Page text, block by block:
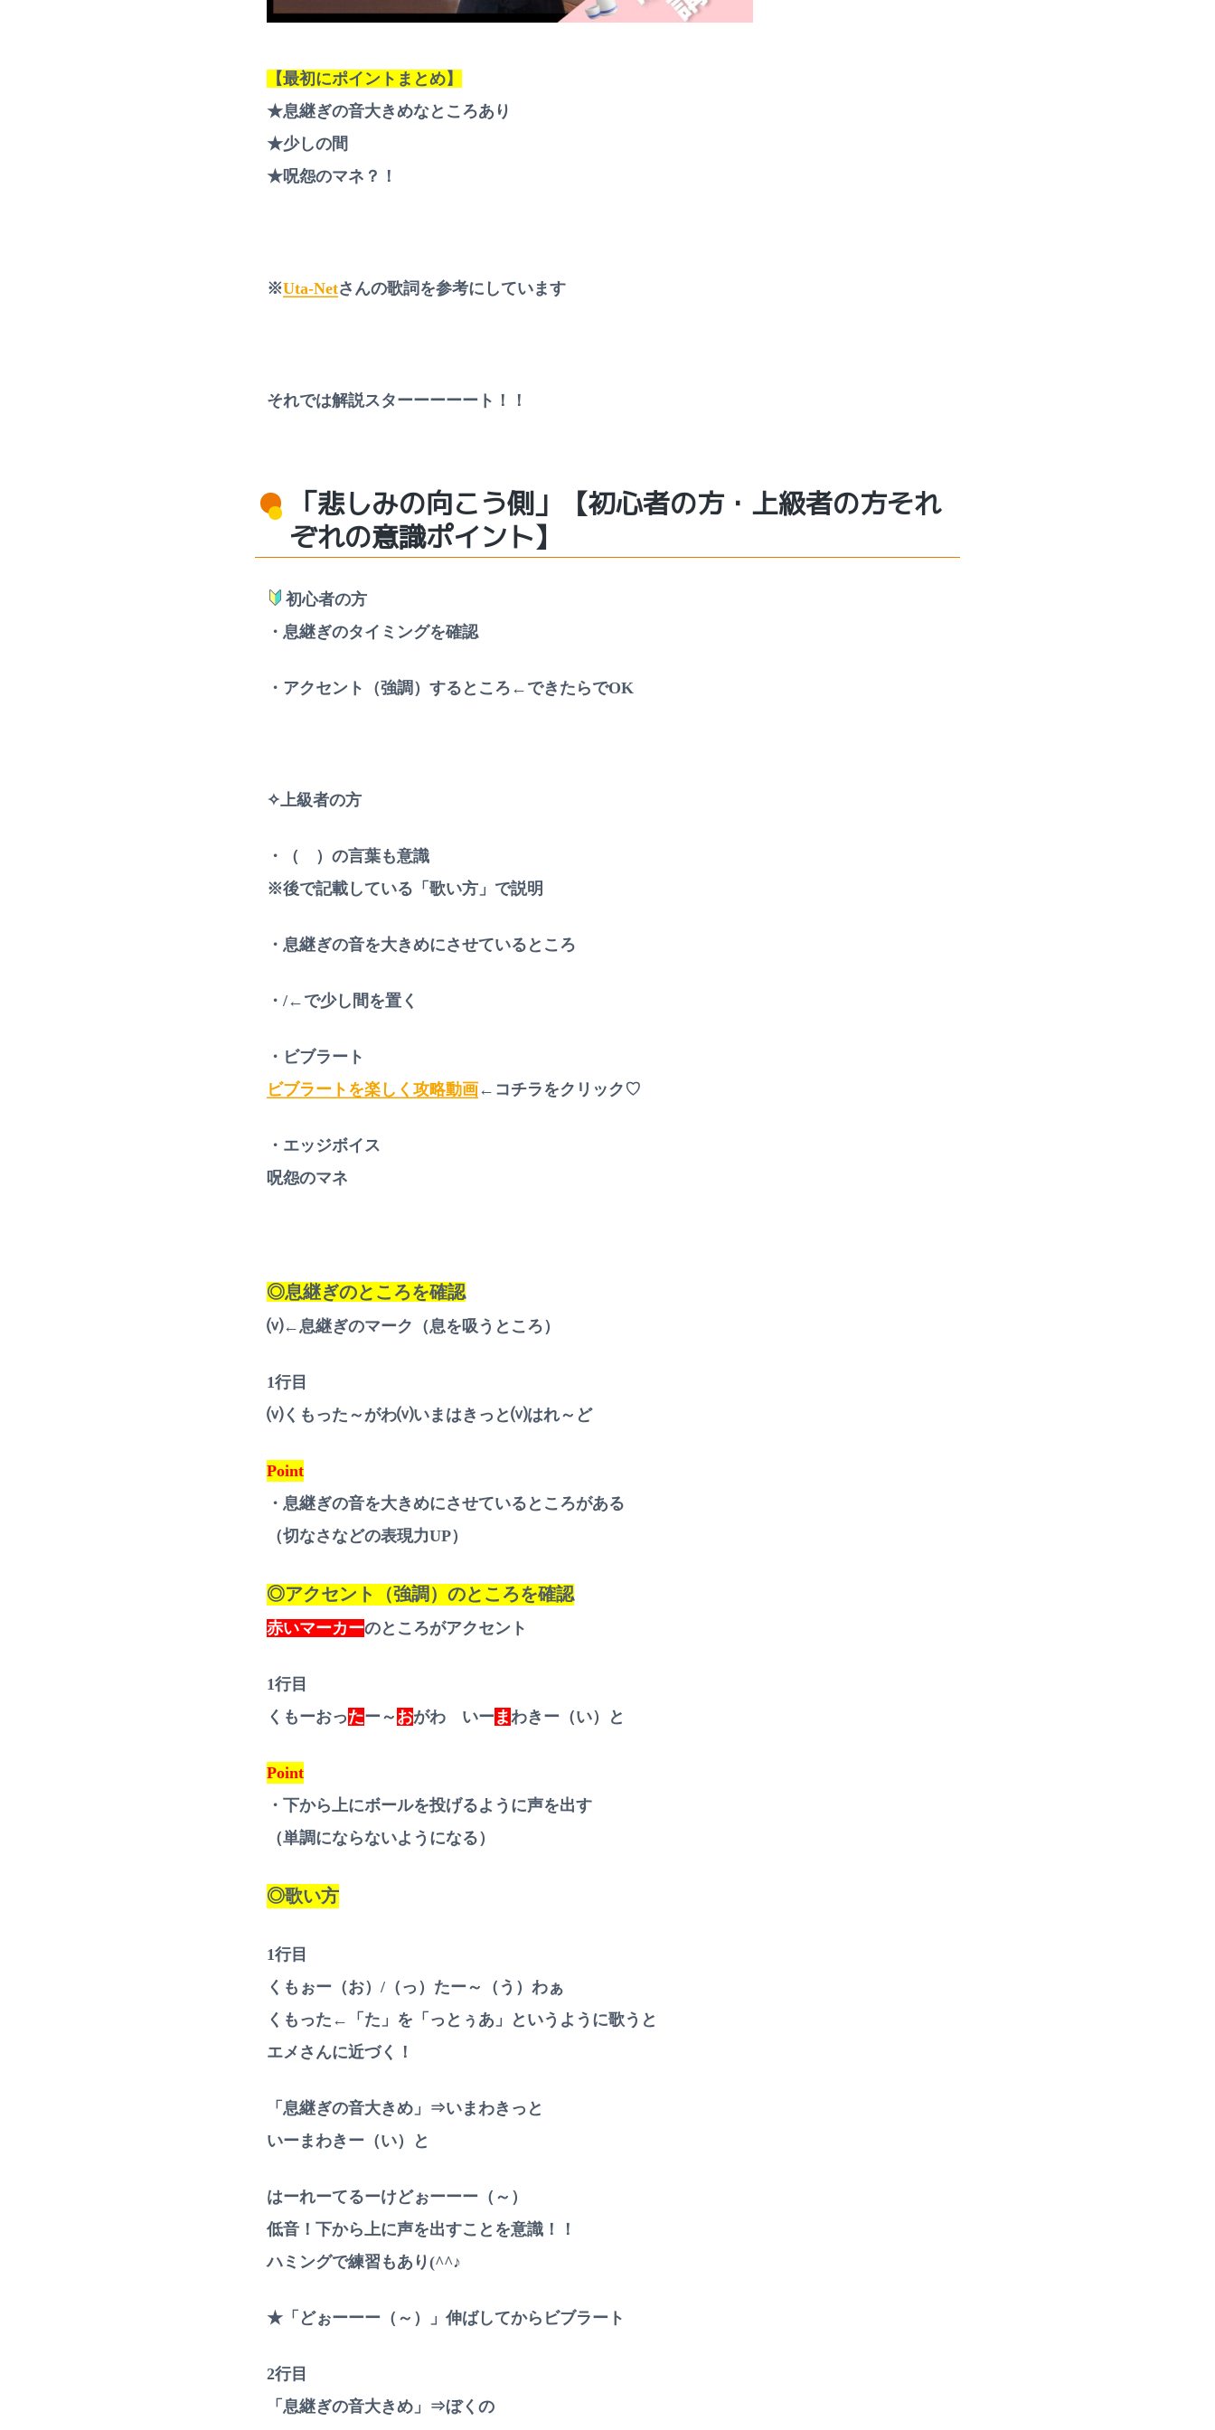
【最初にポイントまとめ】
★息継ぎの音大きめなところあり
★少しの間
★呪怨のマネ？！
※Uta-Netさんの歌詞を参考にしています
それでは解説スターーーーート！！
「悲しみの向こう側」
【初心者の方・上級者の方それ
ぞれの意識ポイント】
初心者の方
・息継ぎのタイミングを確認
・アクセント（強調）するところ←できたらでOK
✧上級者の方
・（ ）の言葉も意識
※後で記載している「歌い方」で説明
・息継ぎの音を大きめにさせているところ
・/←で少し間を置く
・ビブラート
ビブラートを楽しく攻略動画←コチラをクリック♡
・エッジボイス
呪怨のマネ
◎息継ぎのところを確認
⒱←息継ぎのマーク（息を吸うところ）
1行目
⒱くもった～がわ⒱いまはきっと⒱はれ～ど
Point
・息継ぎの音を大きめにさせているところがある
（切なさなどの表現力UP）
◎アクセント（強調）のところを確認
赤いマーカーのところがアクセント
1行目
くもーおったー～ おがわ いーまわきー（い）と
Point
・下から上にボールを投げるように声を出す
（単調にならないようになる）
◎歌い方
1行目
くもぉー（お）/（っ）たー～（う）わぁ
くもった←「た」を「っとぅあ」というように歌うと
エメさんに近づく！
「息継ぎの音大きめ」⇒いまわきっと
いーまわきー（い）と
はーれーてるーけどぉーーー（～）
低音！下から上に声を出すことを意識！！
ハミングで練習もあり(^^♪
★「どぉーーー（～）」伸ばしてからビブラート
2行目
「息継ぎの音大きめ」⇒ぼくの